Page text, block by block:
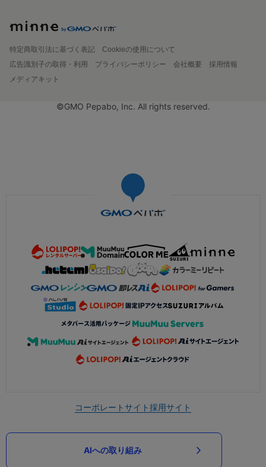
特定商取引法に基づく表記
Cookieの使用について
広告識別子の取得・利用
プライバシーポリシー 会社概要
採用情報
メディアキット
©GMO Pepabo, Inc. All rights reserved.
コーポレートサイト採用サイト
AIへの取り組み